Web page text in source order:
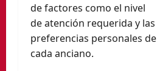
de factores como el nivel
de atención requerida y las
preferencias personales de
cada anciano.